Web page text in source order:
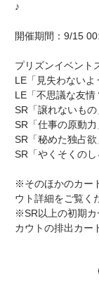
♪
開催期間：9/15
プリズンイベント
LE「見失わないよ
LE「不思議な友情
SR「譲れないも
SR「仕事の原動
SR「秘めた独占欲
SR「やくそくの
※そのほかのカー
ウト詳細をご覧く
※SR以上の初期カ
カウトの排出カー